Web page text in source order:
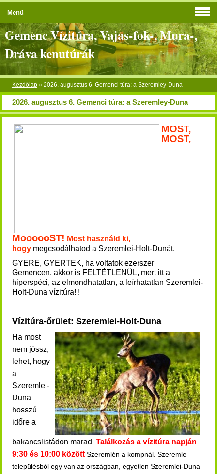
Gemenc Vízitúra, Vajas-fok-, Mura-,
Dráva kenutúrák
Kezdőlap » 2026. augusztus 6. Gemenci túra: a Szeremley-Duna
2026. augusztus 6. Gemenci túra: a Szeremley-Duna
MOST,
MOST,
MoooooST! Most használd ki,
hogy megcsodálhatod a Szeremlei-Holt-Dunát.
GYERE, GYERTEK, ha voltatok ezerszer
Gemencen, akkor is FELTÉTLENÜL, mert itt a
hiperspéci, az elmondhatatlan, a leírhatatlan Szeremlei-
Holt-Duna vízitúra!!!
Vízitúra-őrület: Szeremlei-Holt-Duna
Ha most
nem jössz,
lehet, hogy
a
Szeremlei-
Duna
hosszú
időre a
bakancslistádon marad! Találkozás a vízitúra napján
9:30 és 10:00 között Szeremlén a kompnál. Szeremle
településből egy van az országban, egyetlen Szeremlei-Duna
Menü